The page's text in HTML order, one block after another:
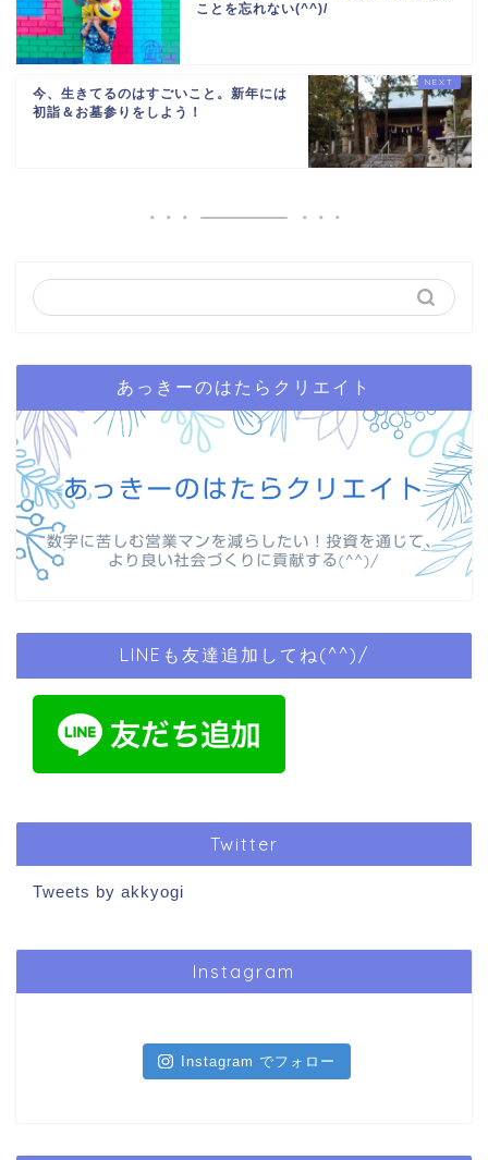
ことを忘れない(^^)/
今、生きてるのはすごいこと。新年には
初詣＆お墓参りをしよう！
あっきーのはたらクリエイト
LINEも友達追加してね(^^)/
Twitter
Tweets by akkyogi
Instagram
Instagram でフォロー